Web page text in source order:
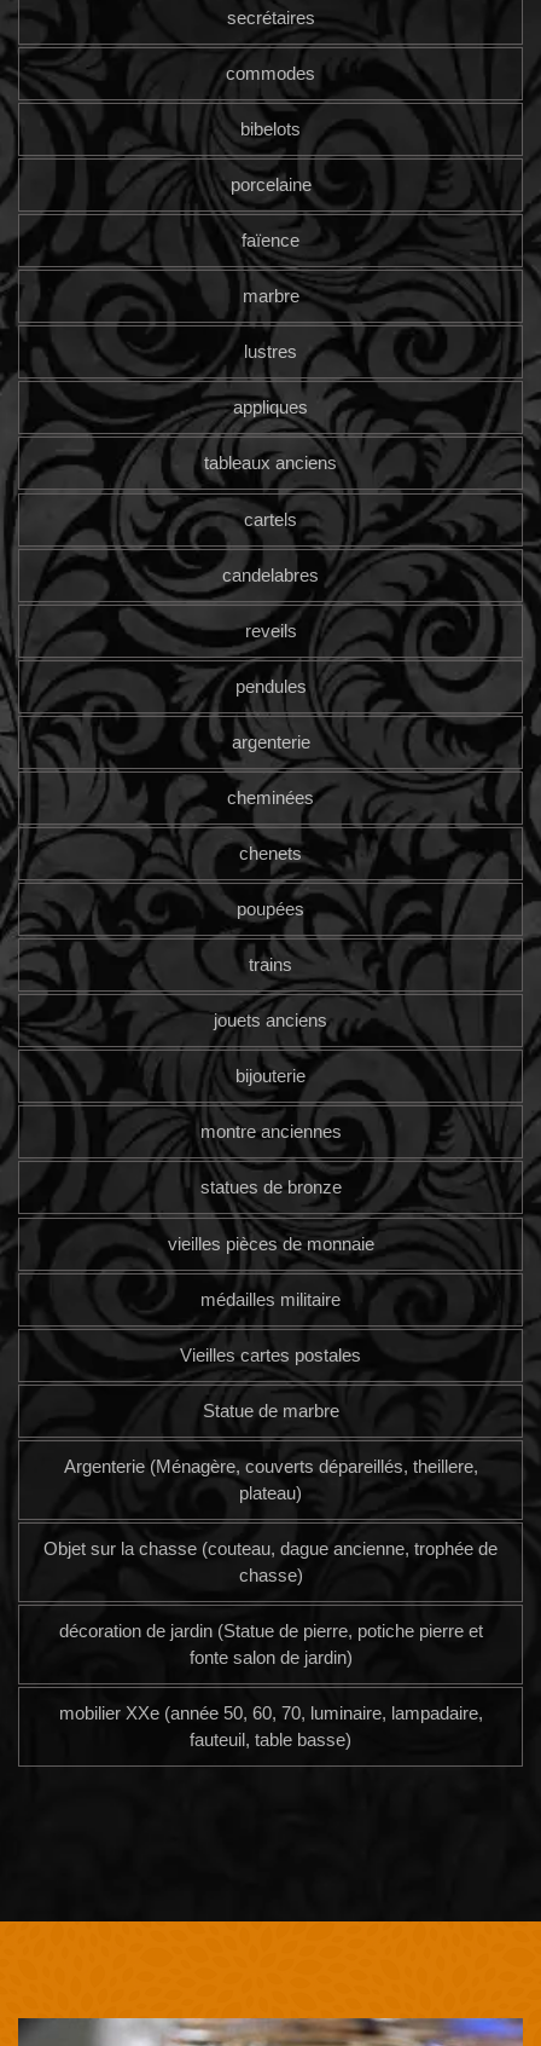
secrétaires
commodes
bibelots
porcelaine
faïence
marbre
lustres
appliques
tableaux anciens
cartels
candelabres
reveils
pendules
argenterie
cheminées
chenets
poupées
trains
jouets anciens
bijouterie
montre anciennes
statues de bronze
vieilles pièces de monnaie
médailles militaire
Vieilles cartes postales
Statue de marbre
Argenterie (Ménagère, couverts dépareillés, theillere,
plateau)
Objet sur la chasse (couteau, dague ancienne, trophée de
chasse)
décoration de jardin (Statue de pierre, potiche pierre et
fonte salon de jardin)
mobilier XXe (année 50, 60, 70, luminaire, lampadaire,
fauteuil, table basse)